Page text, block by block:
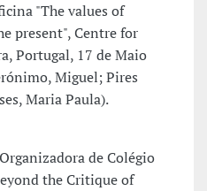
"The values of
present", Centre for
Portugal, 17 de Maio
Miguel; Pires
Maria Paula).
de Colégio
the Critique of